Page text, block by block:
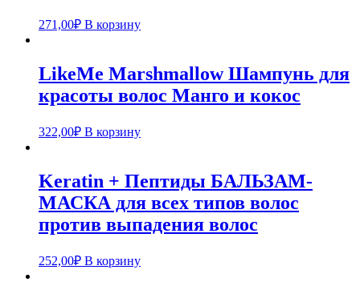
271,00₽ В корзину
LikeMe Marshmallow Шампунь для
красоты волос Манго и кокос
322,00₽ В корзину
Keratin + Пептиды БАЛЬЗАМ-
МАСКА для всех типов волос
против выпадения волос
252,00₽ В корзину